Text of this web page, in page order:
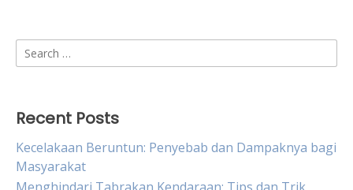
Search
for:
Recent Posts
Kecelakaan Beruntun: Penyebab dan Dampaknya bagi
Masyarakat